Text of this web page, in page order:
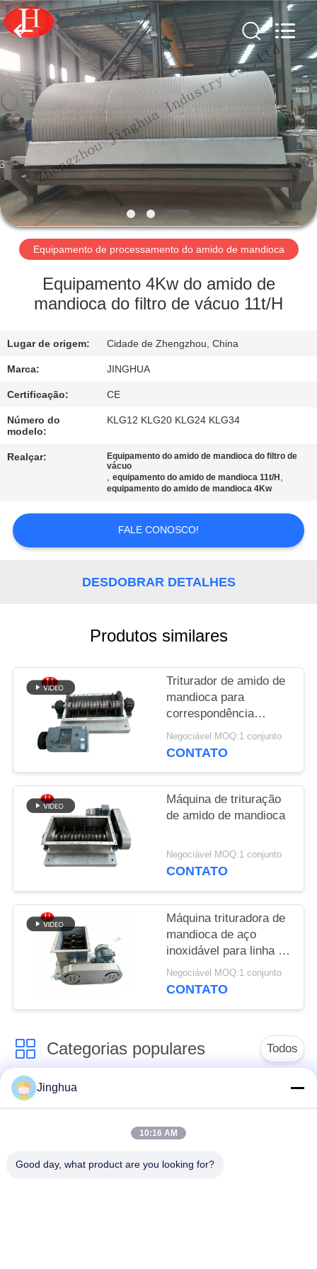
PARA
CASA
PRODUTOS
VÍDEOS
ESPETÁCULO
VR
SOBRE
VISITA
À
FÁBRICA
CONTROLE
CONTACTE-
SOLICITE UM
ORÇAMENTO
MAPA
SITE
POLÍTICA
PRIVACIDADE
-
2026
Zhengzhou
Jinghua
Industry
Co.,Ltd..
Reserved.
Equipamento de processamento do amido de mandioca
Equipamento 4Kw do amido de
mandioca do filtro de vácuo 11t/H
Lugar de origem: Cidade de Zhengzhou, China
Marca: JINGHUA
Certificação: CE
Número do
modelo:
KLG12 KLG20 KLG24 KLG34
Realçar:
Equipamento do amido de mandioca do filtro de
vácuo
,equipamento do amido de mandioca 11t/H ,
equipamento do amido de mandioca 4Kw
FALE CONOSCO!
DESDOBRAR DETALHES
Produtos similares
Triturador de amido de
mandioca para
correspondência
completa da linha de
produção de amido
Negociável MOQ:1 conjunto
CONTATO
Máquina de trituração
de amido de mandioca
Negociável MOQ:1 conjunto
CONTATO
Máquina trituradora de
mandioca de aço
inoxidável para linha de
produção de
processamento de
Negociável MOQ:1 conjunto
CONTATO
Categorias populares Todos
Equipamento de
processamento do
processamento da
farinha da mandioca
máquina de
Jinghua
10:16 AM
Good day, what product are you looking for?